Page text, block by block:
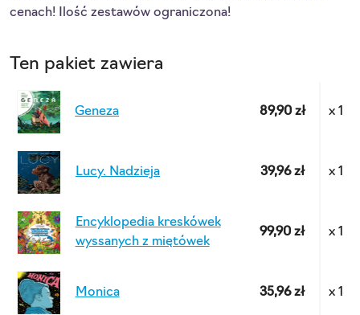
cenach! Ilość zestawów ograniczona!
Ten pakiet zawiera
Geneza 89,90 zł x 1
Lucy. Nadzieja 39,96 zł x 1
Encyklopedia kreskówek
wyssanych z miętówek
99,90 zł x 1
Monica 35,96 zł x 1